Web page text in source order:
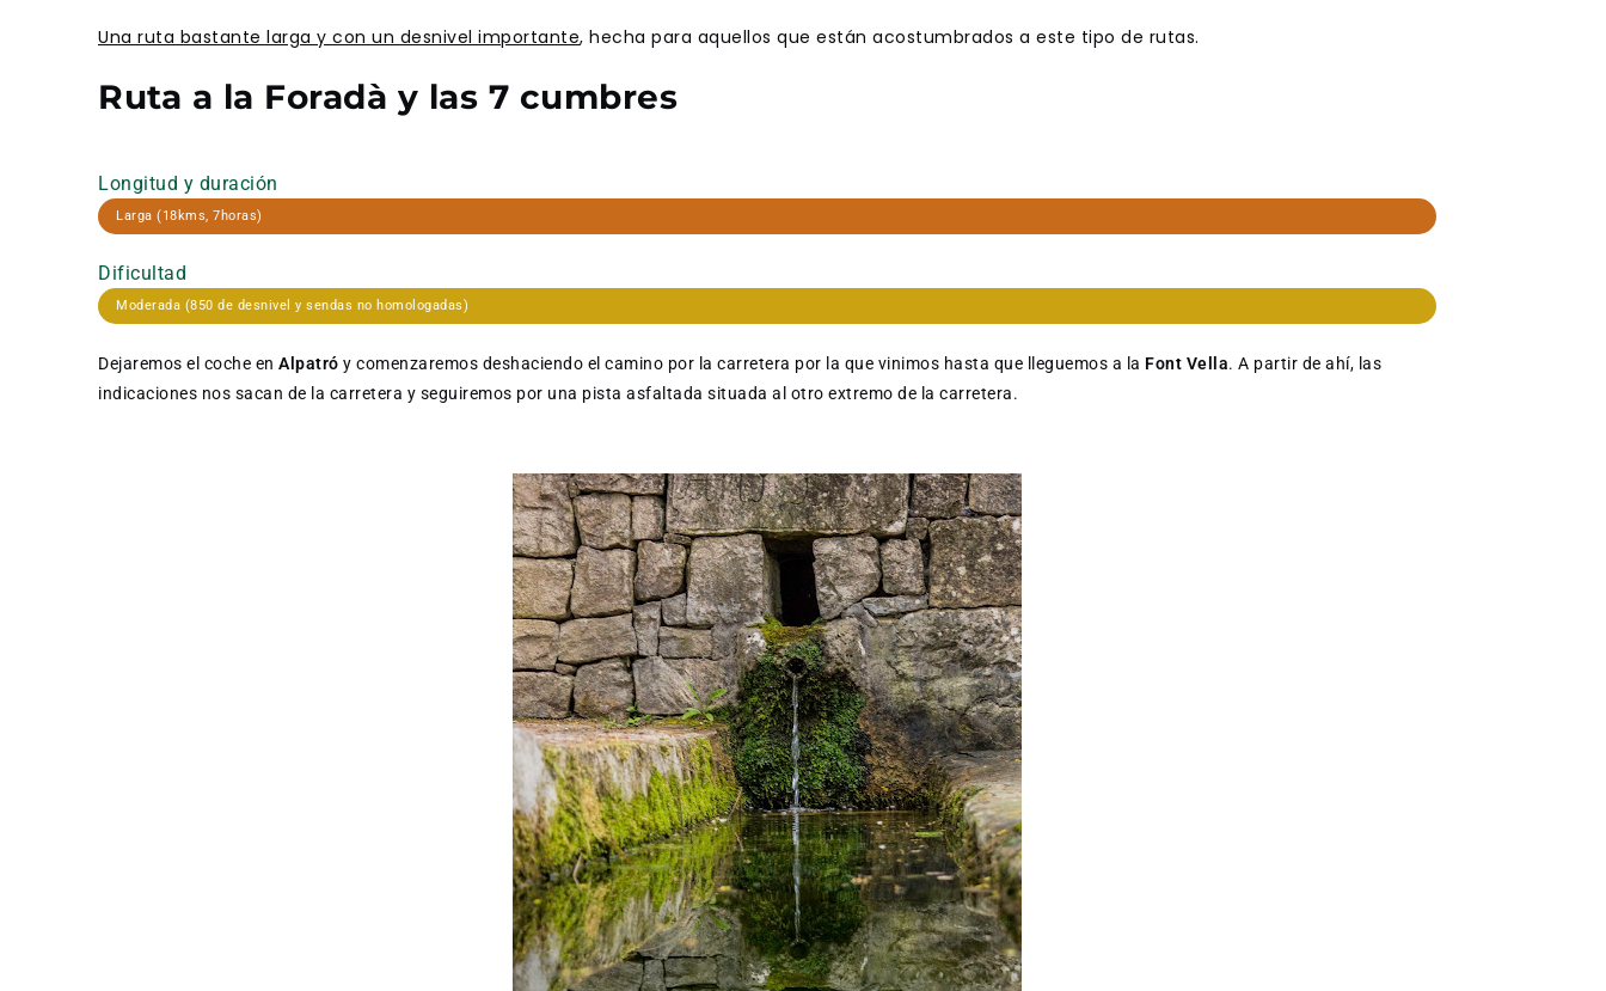
Una ruta bastante larga y con un desnivel importante, hecha para aquellos que están acostumbrados a este tipo de rutas.
Ruta a la Foradà y las 7 cumbres
Longitud y duración
Larga (18kms, 7horas)
Dificultad
Moderada (850 de desnivel y sendas no homologadas)
Dejaremos el coche en Alpatró y comenzaremos deshaciendo el camino por la carretera por la que vinimos hasta que lleguemos a la Font Vella. A partir de ahí, las
indicaciones nos sacan de la carretera y seguiremos por una pista asfaltada situada al otro extremo de la carretera.